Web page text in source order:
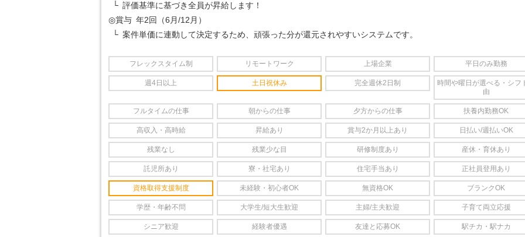
└ 評価基準に基づき全員が昇給します！
◎賞与 年2回（6月/12月）
└ 案件単価に連動して決定するため、頑張った分が還元されやすいシステムです。
フレックスタイム制 リモートワーク 上場企業 平日のみ勤務
週4日以上 土日祝休み 完全週休2日制
時間や曜日が選べる・シフ
由
フルタイムの仕事 朝からの仕事 夕方からの仕事 扶養内勤務OK
高収入・高時給 昇給あり 賞与2か月以上あり 日払い/週払いOK
残業なし 残業少な目 研修制度あり 産休・育休あり
託児所あり 寮・社宅あり 住宅手当あり 正社員登用あり
資格取得支援制度 未経験・初心者OK 無資格OK ブランクOK
学歴・年齢不問 大学生/短大生歓迎 主婦/主夫歓迎 子育て両立応援
シニア歓迎 経験者優遇 友達と応募OK 駅チカ・駅ナカ